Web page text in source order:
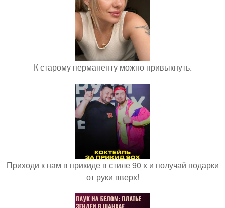
К старому перманенту можно привыкнуть.
Приходи к нам в прикиде в стиле 90 х и получай подарки
от руки вверх!